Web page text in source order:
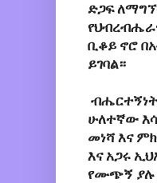
ድጋፍ
ቢቆይ ኖሮ
ይገባል።
ሁለተኛው
መነሻ እና
እና አጋሩ
የሙጭኝ ያሉ